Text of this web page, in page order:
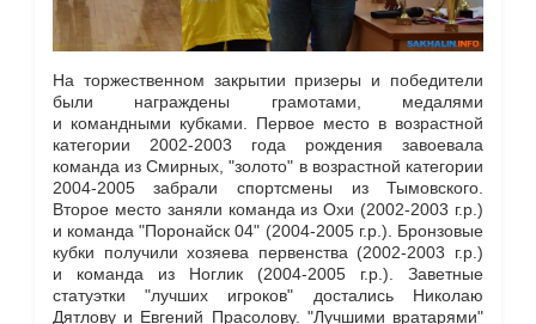
На торжественном закрытии призеры и победители
были награждены грамотами, медалями
и командными кубками. Первое место в возрастной
категории 2002-2003 года рождения завоевала
команда из Смирных, "золото" в возрастной категории
2004-2005 забрали спортсмены из Тымовского.
Второе место заняли команда из Охи (2002-2003 г.р.)
и команда "Поронайск 04" (2004-2005 г.р.). Бронзовые
кубки получили хозяева первенства (2002-2003 г.р.)
и команда из Ноглик (2004-2005 г.р.). Заветные
статуэтки "лучших игроков" достались Николаю
Дятлову и Евгений Прасолову. "Лучшими вратарями"